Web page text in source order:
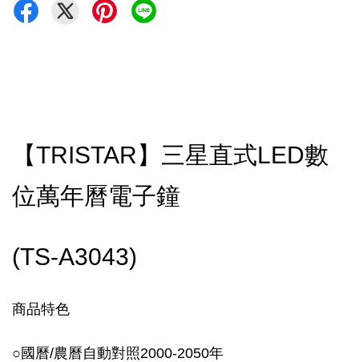
【TRISTAR】三星直式LED數
位萬年曆電子鐘
(TS-A3043)
商品特色
○ 國曆/農曆自動對照2000-2050年